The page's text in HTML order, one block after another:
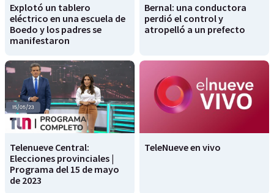
Explotó un tablero
eléctrico en una escuela de
Boedo y los padres se
manifestaron
Bernal: una conductora
perdió el control y
atropelló a un prefecto
Telenueve Central:
Elecciones provinciales |
Programa del 15 de mayo
de 2023
TeleNueve en vivo